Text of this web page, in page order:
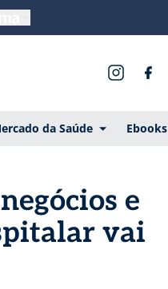
da Saúde Ebooks
e
vai